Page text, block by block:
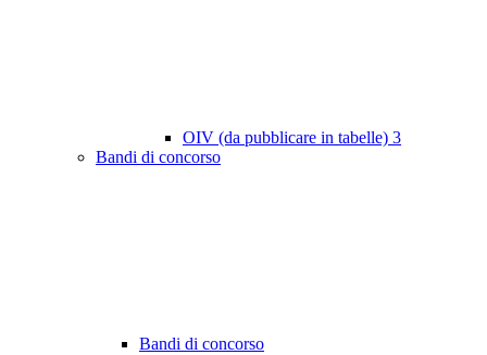
OIV (da pubblicare in tabelle) 3
Bandi di concorso
Bandi di concorso